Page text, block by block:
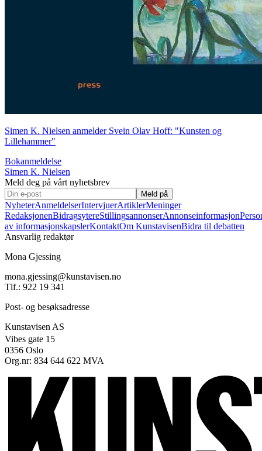
Simen K. Nielsen anmelder Svein Olav Hoff: "Kunsten og
Lillehammer"
Bokanmeldelse
Simen K. Nielsen
Meld deg på vårt nyhetsbrev
Meld på
NyheterAnmeldelserIntervjuerArtiklerMeninger
RedaksjonenBidragsytereStillingsannonserAnnonseinformasjon
av informasjonskapslerKontaktOm KunstavisenBidra til debatten
Ansvarlig redaktør
Mona Gjessing
mona.gjessing@kunstavisen.no
Tlf.: 922 19 341
Post- og besøksadresse
Kunstavisen AS
Vibes gate 15
0356 Oslo
Org.nr: 834 644 622 MVA